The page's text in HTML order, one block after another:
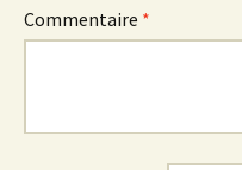
Commentaire *